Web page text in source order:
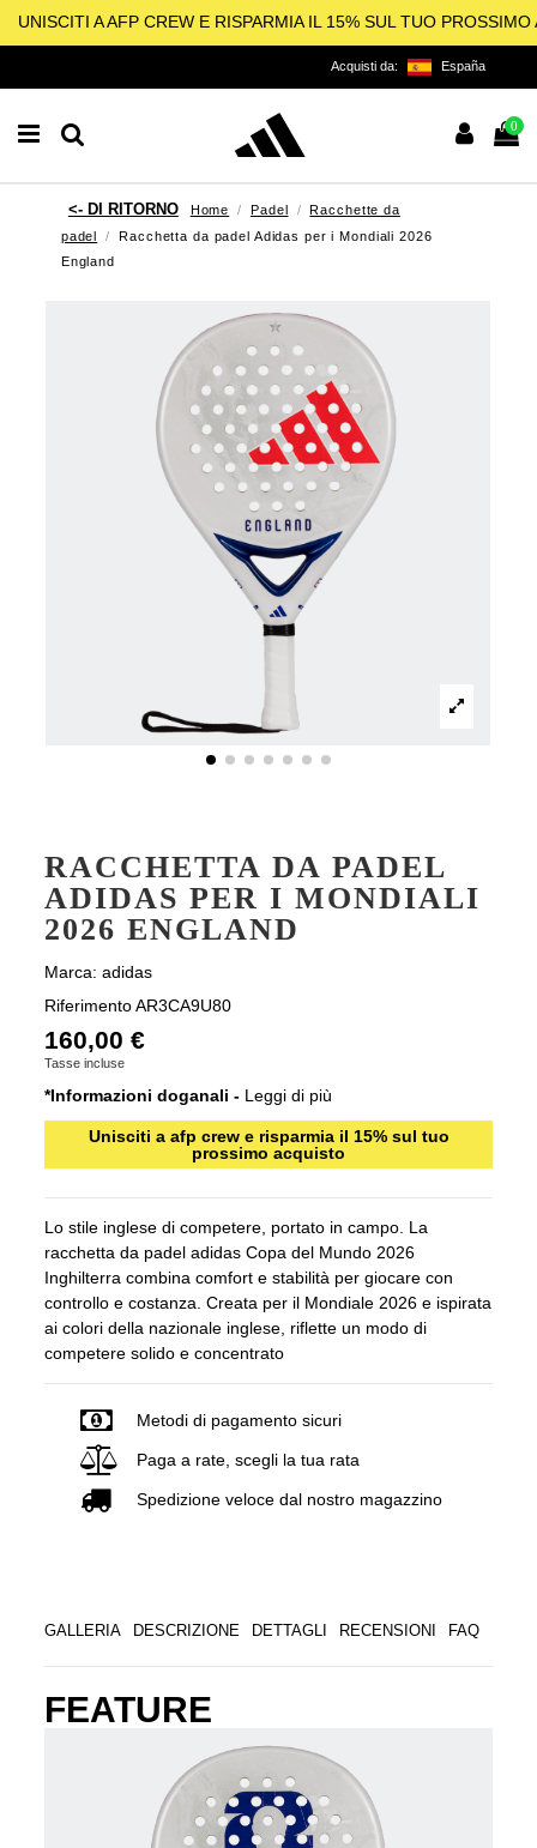
UNISCITI A AFP CREW E RISPARMIA IL 15% SUL TUO PROSSIMO
Acquisti da: España
0
Home Padel
Racchette da
padel
Racchetta da padel Adidas per i Mondiali 2026
England
RACCHETTA DA PADEL
ADIDAS PER I MONDIALI
2026 ENGLAND
Marca: adidas
Riferimento AR3CA9U80
160,00 €
Tasse incluse
*Informazioni doganali - Leggi di più
Unisciti a afp crew e risparmia il 15% sul tuo
prossimo acquisto
Lo stile inglese di competere, portato in campo. La
racchetta da padel adidas Copa del Mundo 2026
Inghilterra combina comfort e stabilità per giocare con
controllo e costanza. Creata per il Mondiale 2026 e ispirata
ai colori della nazionale inglese, riflette un modo di
competere solido e concentrato
Metodi di pagamento sicuri
Paga a rate, scegli la tua rata
Spedizione veloce dal nostro magazzino
GALLERIA DESCRIZIONE DETTAGLI RECENSIONI FAQ
FEATURE